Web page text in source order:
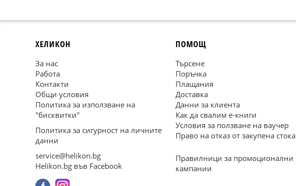
ХЕЛИКОН
За нас
Работа
Контакти
Общи условия
Политика за използване на
"бисквитки"
Политика за сигурност на личните
данни
service@helikon.bg
Helikon.bg във Facebook
ПОМОЩ
Търсене
Поръчка
Плащания
Доставка
Данни за клиента
Как да свалим е-книги
Условия за ползване на ваучер
Право на отказ от закупена стока
Правилници за промоционални
кампании